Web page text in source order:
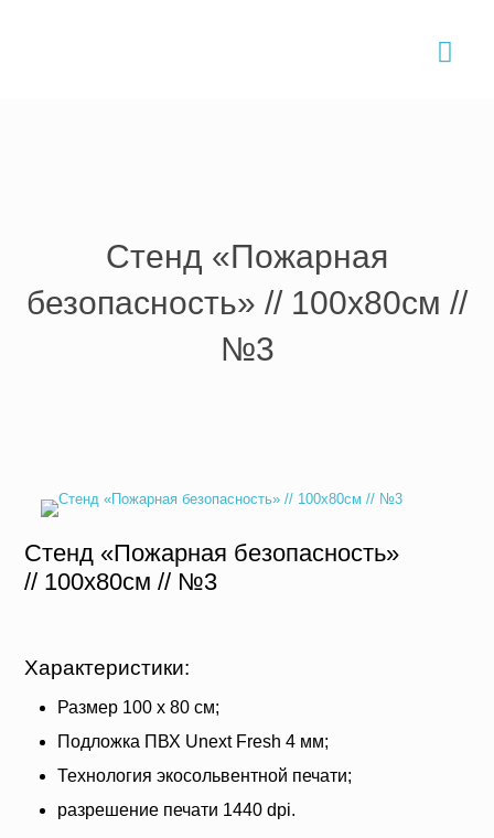
Стенд «Пожарная
безопасность» // 100х80см //
№3
Стенд «Пожарная безопасность»
// 100х80см // №3
Характеристики:
Размер 100 х 80 см;
Подложка ПВХ Unext Fresh 4 мм;
Технология экосольвентной печати;
разрешение печати 1440 dpi.